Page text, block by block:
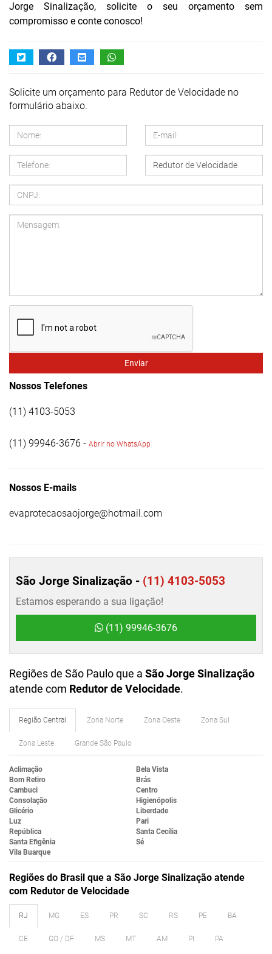
Jorge Sinalização, solicite o seu orçamento sem
compromisso e conte conosco!
Solicite um orçamento para Redutor de Velocidade no
formulário abaixo.
Enviar
Nossos Telefones
(11) 4103-5053
(11) 99946-3676 - Abrir no WhatsApp
Nossos E-mails
evaprotecaosaojorge@hotmail.com
São Jorge Sinalização - (11) 4103-5053
Estamos esperando a sua ligação!
(11) 99946-3676
Regiões de São Paulo que a São Jorge Sinalização
atende com Redutor de Velocidade.
Região Central Zona Norte Zona Oeste Zona Sul
Zona Leste Grande São Paulo
Aclimação
Bela Vista
Bom Retiro
Brás
Cambuci
Centro
Consolação
Higienópolis
Glicério
Liberdade
Luz
Pari
República
Santa Cecília
Santa Efigênia
Sé
Vila Buarque
Regiões do Brasil que a São Jorge Sinalização atende
com Redutor de Velocidade
RJ MG ES PR SC RS PE BA
CE GO / DF MS MT AM PI PA